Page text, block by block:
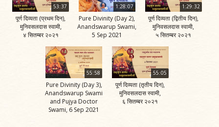
53:37
पूर्ण दिव्यता (प्रथम दिन),
मुनिवसलदास स्वामी,
४ सितम्बर २०२१
1:28:07
Pure Divinity (Day 2),
Anandswarup Swami,
5 Sep 2021
1:29:32
पूर्ण दिव्यता (द्वितीय दिन),
मुनिवसलदास स्वामी,
५ सितम्बर २०२१
55:58
Pure Divinity (Day 3),
Anandswarup Swami
and Pujya Doctor
Swami, 6 Sep 2021
55:05
पूर्ण दिव्यता (तृतीय दिन),
मुनिवसलदास स्वामी,
६ सितम्बर २०२१